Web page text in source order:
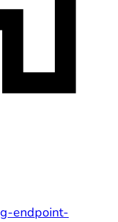
endpoint-